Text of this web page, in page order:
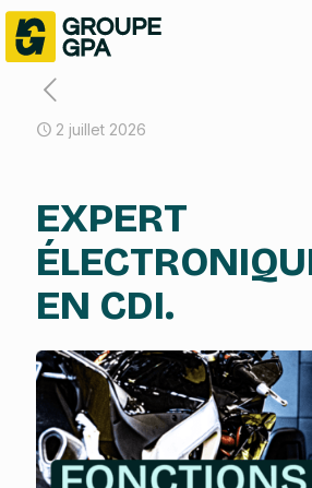
2 juillet 2026
EXPERT
EN CDI.